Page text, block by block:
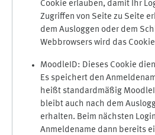
Cookie erlauben, damit Ihr
Zugriffen von Seite zu Seite
dem Ausloggen oder dem
Webbrowsers wird das
MoodleID: Dieses Cookie
Es speichert den
heißt standardmäßig
bleibt auch nach dem
erhalten. Beim nächsten
Anmeldename dann bereits